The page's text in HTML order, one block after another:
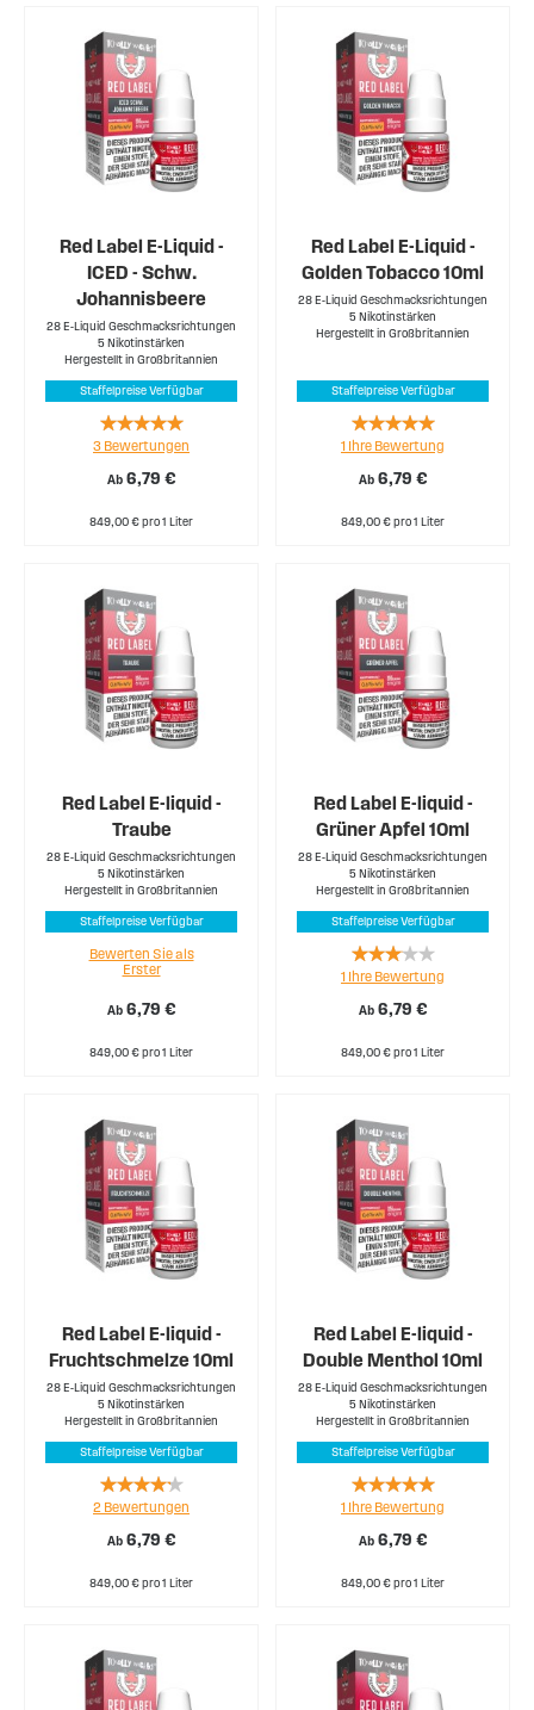
Red Label E-Liquid -
ICED - Schw.
Johannisbeere
28 E-Liquid Geschmacksrichtungen
5 Nikotinstärken
Hergestellt in Großbritannien
Staffelpreise Verfügbar
Ab 6,79 €
Rating:
100%
3 Bewertungen
849,00 € pro 1 Liter
Red Label E-Liquid -
Golden Tobacco 10ml
28 E-Liquid Geschmacksrichtungen
5 Nikotinstärken
Hergestellt in Großbritannien
Staffelpreise Verfügbar
Ab 6,79 €
Rating:
100%
1 Ihre Bewertung
849,00 € pro 1 Liter
Red Label E-liquid -
Traube
28 E-Liquid Geschmacksrichtungen
5 Nikotinstärken
Hergestellt in Großbritannien
Staffelpreise Verfügbar
Ab 6,79 €
Bewerten Sie als
Erster
849,00 € pro 1 Liter
Red Label E-liquid -
Grüner Apfel 10ml
28 E-Liquid Geschmacksrichtungen
5 Nikotinstärken
Hergestellt in Großbritannien
Staffelpreise Verfügbar
Ab 6,79 €
Rating:
60%
1 Ihre Bewertung
849,00 € pro 1 Liter
Red Label E-liquid -
Fruchtschmelze 10ml
28 E-Liquid Geschmacksrichtungen
5 Nikotinstärken
Hergestellt in Großbritannien
Staffelpreise Verfügbar
Ab 6,79 €
Rating:
80%
2 Bewertungen
849,00 € pro 1 Liter
Red Label E-liquid -
Double Menthol 10ml
28 E-Liquid Geschmacksrichtungen
5 Nikotinstärken
Hergestellt in Großbritannien
Staffelpreise Verfügbar
Ab 6,79 €
Rating:
100%
1 Ihre Bewertung
849,00 € pro 1 Liter